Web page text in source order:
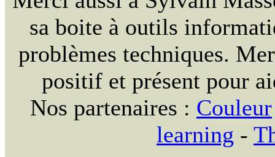
sa boite à outils
problèmes techniques.
positif et présent pour
Nos partenaires : Couleur
learning -